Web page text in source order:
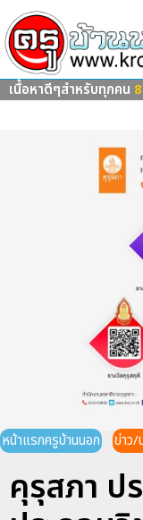
เนื้อหาดีๆสำหรับทุกคน
หน้าแรกครูบ้านนอก ข่าว/
คุรุสภา ป